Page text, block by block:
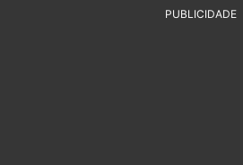
PUBLICIDADE